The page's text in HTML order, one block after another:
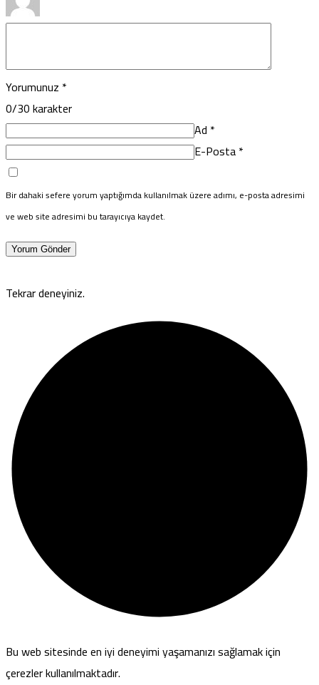
Yorumunuz *
0/30 karakter
Ad *
E-Posta*
Bir dahaki sefere yorum yaptığımda kullanılmak üzere adımı, e-posta adresimi
ve web site adresimi bu tarayıcıya kaydet.
Yorum Gönder
Tekrar deneyiniz.
Bu web sitesinde en iyi deneyimi yaşamanızı sağlamak için
çerezler kullanılmaktadır.